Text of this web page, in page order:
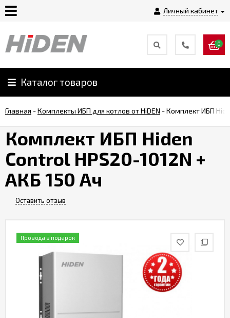
Личный кабинет
Главная
О
Оплата
Монтаж
Акции
Партнерам
Калькулятор
0
Каталог товаров
Главная -Комплекты ИБП для котлов от HiDEN -Комплект ИБП
Комплект ИБП Hiden
Control HPS20-1012N +
АКБ 150 Ач
Оставить отзыв
Провода в подарок